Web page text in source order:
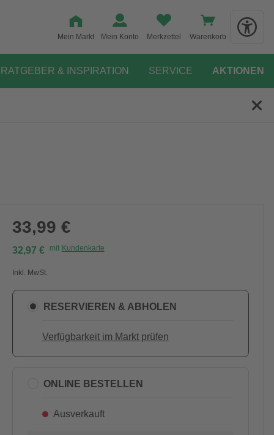
Mein Markt Mein Konto Merkzettel Warenkorb
RATGEBER & INSPIRATION SERVICE AKTIONEN
33,99 €
32,97 € mit Kundenkarte
Inkl. MwSt.
RESERVIEREN & ABHOLEN
Verfügbarkeit im Markt prüfen
ONLINE BESTELLEN
Ausverkauft